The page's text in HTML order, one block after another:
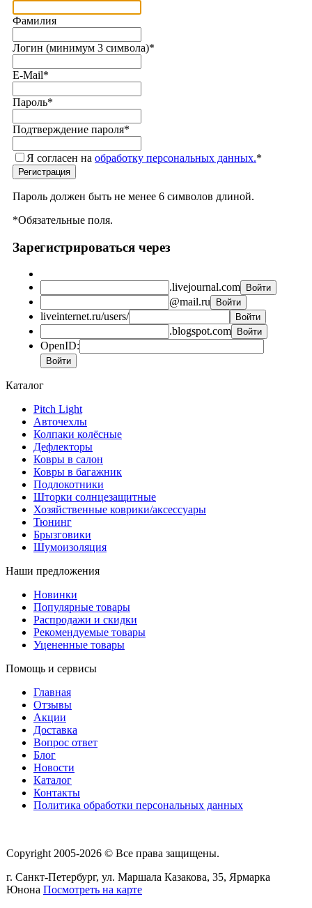
Фамилия
Логин (минимум 3 символа)*
E-Mail*
Пароль*
Подтверждение пароля*
Я согласен на обработку персональных данных.*
Пароль должен быть не менее 6 символов длиной.
*Обязательные поля.
Зарегистрироваться через
.livejournal.com
@mail.ru
liveinternet.ru/users/
.blogspot.com
OpenID:
Каталог
Pitch Light
Авточехлы
Колпаки колёсные
Дефлекторы
Ковры в салон
Ковры в багажник
Подлокотники
Шторки солнцезащитные
Хозяйственные коврики/аксессуары
Тюнинг
Брызговики
Шумоизоляция
Наши предложения
Новинки
Популярные товары
Распродажи и скидки
Рекомендуемые товары
Уцененные товары
Помощь и сервисы
Главная
Отзывы
Акции
Доставка
Вопрос ответ
Блог
Новости
Каталог
Контакты
Политика обработки персональных данных
Copyright 2005-2026 © Все права защищены.
г. Санкт-Петербург, ул. Маршала Казакова, 35, Ярмарка
Юнона Посмотреть на карте